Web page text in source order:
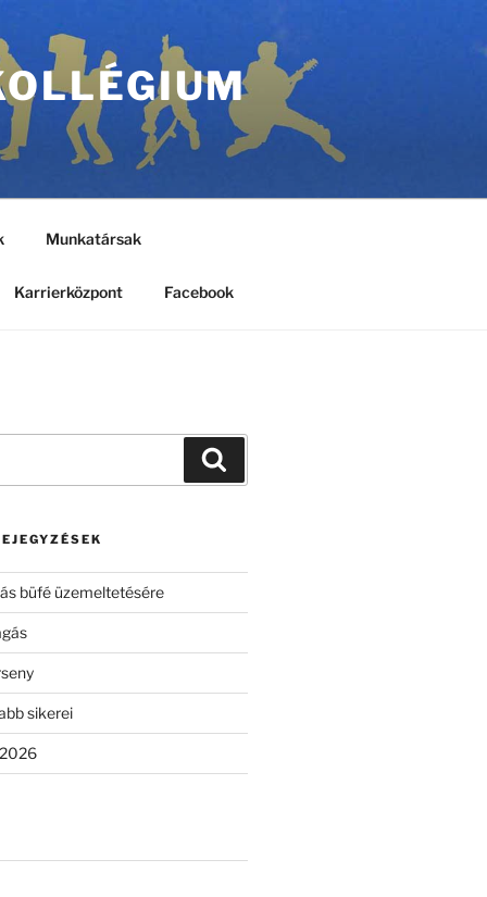
Munkatársak
Karrierközpont Facebook
büfé üzemeltetésére
sikerei